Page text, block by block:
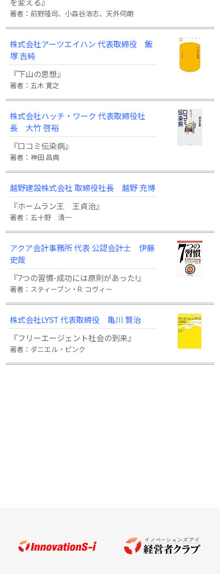
を変える』
著者：前野隆司、小森谷浩志、天外伺朗
株式会社アーツエイハン 代表取締役 飯
塚 吉純
『下山の思想』
著者：五木 寛之
株式会社ハッチ・ワーク 代表取締役社
長 大竹 啓裕
『口コミ伝染病』
著者：神田 昌典
越野建設株式会社 取締役社長 越野 充博
『ホームラン王 王貞治』
著者：五十野 清一
アクア会計事務所 代表 公認会計士 伊藤
史哉
『7つの習慣-成功には原則があった!』
著者：スティーブン・R. コヴィー
株式会社LYST 代表取締役 亀川 賢治
『フリーエージェント社会の到来』
著者：ダニエル・ピンク